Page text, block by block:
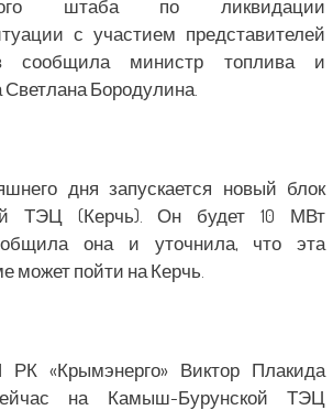
штаба по ликвидации
с участием представителей
сообщила министр топлива и
Бородулина.
дня запускается новый блок
ТЭЦ (Керчь). Он будет 10 МВт
она и уточнила, что эта
может пойти на Керчь.
РК «Крымэнерго» Виктор Плакида
на Камыш-Бурунской ТЭЦ